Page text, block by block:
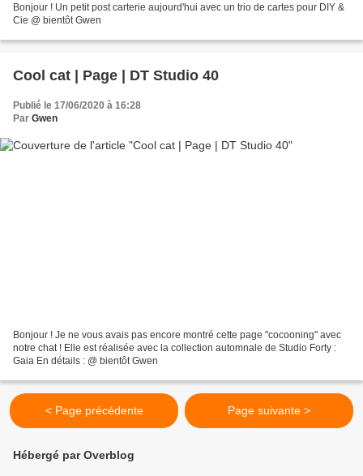
Bonjour ! Un petit post carterie aujourd'hui avec un trio de cartes pour DIY &
Cie @ bientôt Gwen
Cool cat | Page | DT Studio 40
Publié le 17/06/2020 à 16:28
Par Gwen
Bonjour ! Je ne vous avais pas encore montré cette page "cocooning" avec
notre chat ! Elle est réalisée avec la collection automnale de Studio Forty :
Gaia En détails : @ bientôt Gwen
< Page précédente Page suivante >
Hébergé par Overblog